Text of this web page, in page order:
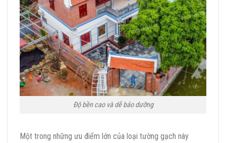
Độ bền cao và dễ bảo dưỡng
Một trong những ưu điểm lớn của loại tường gạch này